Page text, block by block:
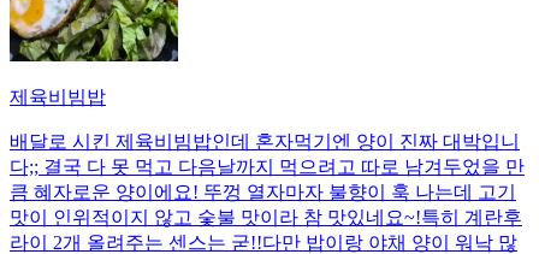
제육비빔밥
배달로 시킨 제육비빔밥인데 혼자먹기엔 양이 진짜 대박입니
다;; 결국 다 못 먹고 다음날까지 먹으려고 따로 남겨두었을 만
큼 혜자로운 양이에요! 뚜껑 열자마자 불향이 훅 나는데 고기
맛이 인위적이지 않고 숯불 맛이라 참 맛있네요~!특히 계란후
라이 2개 올려주는 센스는 굳!! ​다만 밥이랑 야채 양이 워낙 많